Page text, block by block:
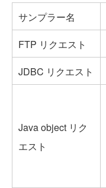
サンプラー名
FTP リクエスト
JDBC リクエスト
Java object リク
エスト